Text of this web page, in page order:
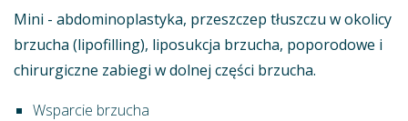
Mini - abdominoplastyka, przeszczep tłuszczu w okolicy
brzucha (lipofilling), liposukcja brzucha, poporodowe i
chirurgiczne zabiegi w dolnej części brzucha.
Wsparcie brzucha